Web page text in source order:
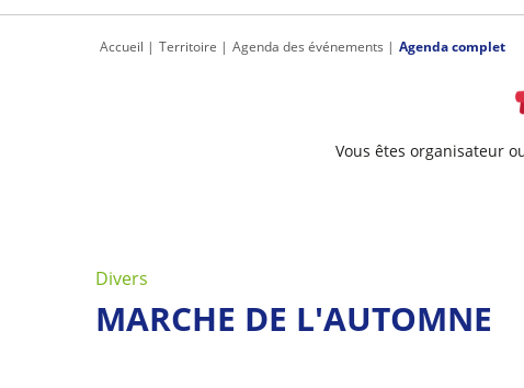
Accueil Territoire Agenda des événements Agenda complet
Vous êtes organisateur
Divers
MARCHE DE L'AUTOMNE